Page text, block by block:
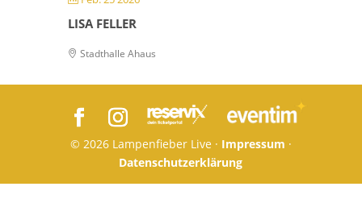
LISA FELLER
Stadthalle Ahaus
© 2026 Lampenfieber Live · Impressum ·
Datenschutzerklärung